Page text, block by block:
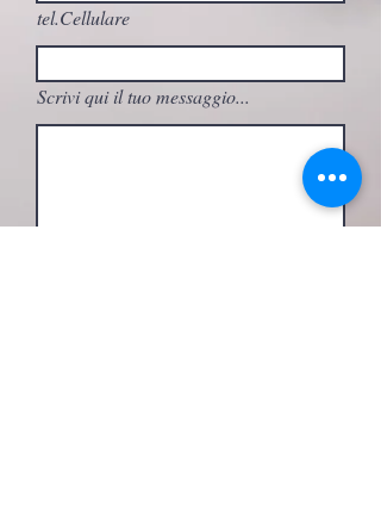
tel.Cellulare
Scrivi qui il tuo messaggio...